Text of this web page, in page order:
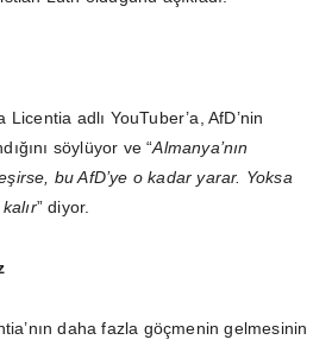
adlı YouTuber’a, AfD’nin
söylüyor ve “Almanya’nın
bu AfD’ye o kadar yarar. Yoksa
” diyor.
daha fazla göçmenin gelmesinin